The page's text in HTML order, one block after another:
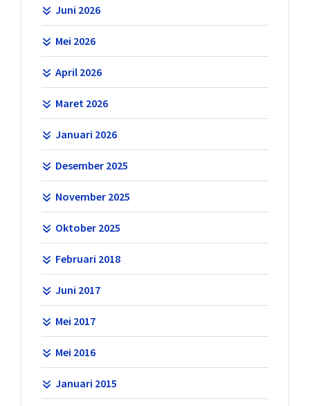
Juni 2026
Mei 2026
April 2026
Maret 2026
Januari 2026
Desember 2025
November 2025
Oktober 2025
Februari 2018
Juni 2017
Mei 2017
Mei 2016
Januari 2015